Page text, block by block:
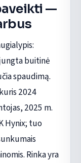
—
buitinė
spaudimą.
2024
2025 m.
Hynix; tuo
Rinka yra